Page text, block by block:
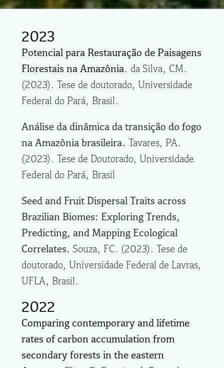
2023
Potencial para Restauração de Paisagens
Florestais na Amazônia. da Silva, CM.
(2023). Tese de doutorado, Universidade
Federal do Pará, Brasil.
Análise da dinâmica da transição do fogo
na Amazônia brasileira. Tavares, PA.
(2023). Tese de Doutorado, Universidade
Federal do Pará, Brasil
Seed and Fruit Dispersal Traits across
Brazilian Biomes: Exploring Trends,
Predicting, and Mapping Ecological
Correlates. Souza, FC. (2023). Tese de
doutorado, Universidade Federal de Lavras,
UFLA, Brasil.
2022
Comparing contemporary and lifetime
rates of carbon accumulation from
secondary forests in the eastern